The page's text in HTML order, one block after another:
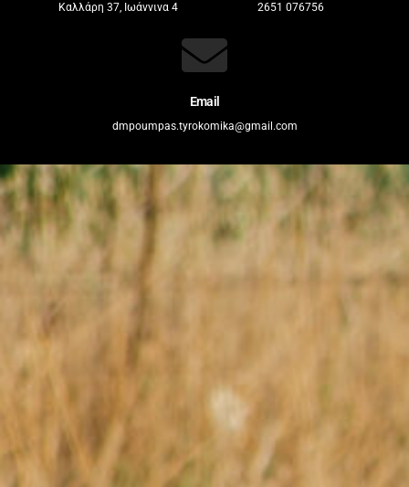
Καλλάρη 37, Ιωάννινα 4 2651 076756
Email
dmpoumpas.tyrokomika@gmail.com